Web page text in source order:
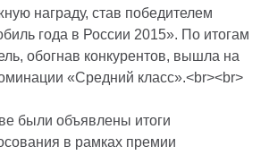
награду, став победителем
года в России 2015». По итогам
обогнав конкурентов, вышла на
«Средний класс».<br><br>
были объявлены итоги
в рамках премии